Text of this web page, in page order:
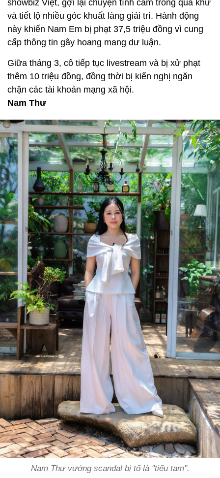
showbiz Việt, gợi lại chuyện tình cảm trong quá khứ
và tiết lộ nhiều góc khuất làng giải trí. Hành động
này khiến Nam Em bị phạt 37,5 triệu đồng vì cung
cấp thông tin gây hoang mang dư luận.
Giữa tháng 3, cô tiếp tục livestream và bị xử phạt
thêm 10 triệu đồng, đồng thời bị kiến nghị ngăn
chặn các tài khoản mạng xã hội.
Nam Thư
Nam Thư vướng scandal bị tố là "tiểu tam".